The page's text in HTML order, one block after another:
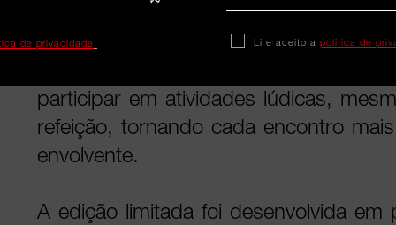
além da mesa física e criando um
digital que complementa a
participar em atividades lúdicas,
refeição, tornando cada encontro
envolvente.
A edição limitada foi desenvolvida em
de privacidade. Li e aceito a política de